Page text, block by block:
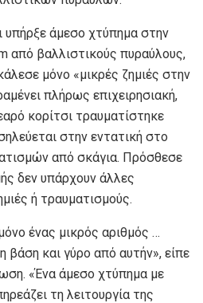
υπήρξε άμεσο χτύπημα στην
από βαλλιστικούς πυραύλους,
μόνο «μικρές ζημιές στην
πλήρως επιχειρησιακή,
κορίτσι τραυματίστηκε
στην εντατική στο
από σκάγια. Πρόσθεσε
δεν υπάρχουν άλλες
ή τραυματισμούς.
ένας μικρός αριθμός …
βάση και γύρο από αυτήν», είπε
«Ένα άμεσο χτύπημα με
τη λειτουργία της